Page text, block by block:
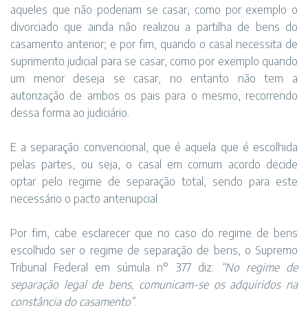
aqueles que não poderiam se casar, como por exemplo o
divorciado que ainda não realizou a partilha de bens do
casamento anterior; e por fim, quando o casal necessita de
suprimento judicial para se casar, como por exemplo quando
um menor deseja se casar, no entanto não tem a
autorização de ambos os pais para o mesmo, recorrendo
dessa forma ao judiciário.
E a separação convencional, que é aquela que é escolhida
pelas partes, ou seja, o casal em comum acordo decide
optar pelo regime de separação total, sendo para este
necessário o pacto antenupcial.
Por fim, cabe esclarecer que no caso do regime de bens
escolhido ser o regime de separação de bens, o Supremo
Tribunal Federal em súmula n° 377 diz:
“No regime de
separação legal de bens, comunicam-se os adquiridos na
constância do casamento”.